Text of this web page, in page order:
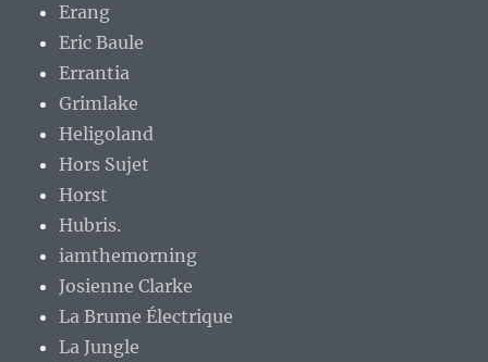
Erang
Eric Baule
Errantia
Grimlake
Heligoland
Hors Sujet
Horst
Hubris.
iamthemorning
Josienne Clarke
La Brume Électrique
La Jungle